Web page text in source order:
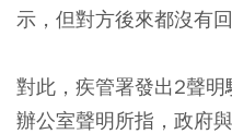
示，但對方後來都沒有回
對此，疾管署發出2聲
辦公室聲明所指，政府